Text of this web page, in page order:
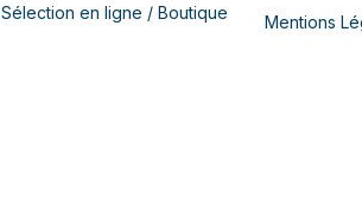
Sélection en ligne / Boutique
Mentions